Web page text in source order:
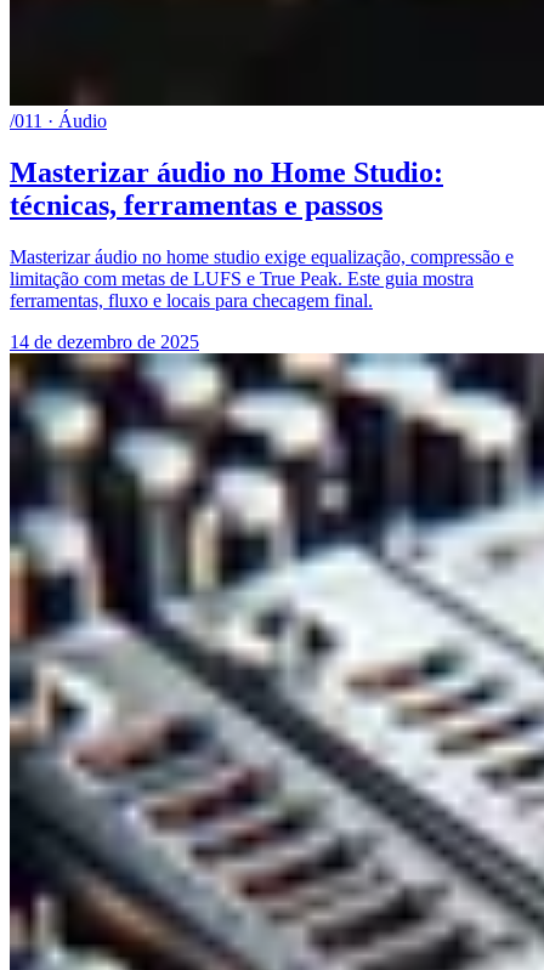
/011 · Áudio
Masterizar áudio no Home Studio:
técnicas, ferramentas e passos
Masterizar áudio no home studio exige equalização, compressão e
limitação com metas de LUFS e True Peak. Este guia mostra
ferramentas, fluxo e locais para checagem final.
14 de dezembro de 2025